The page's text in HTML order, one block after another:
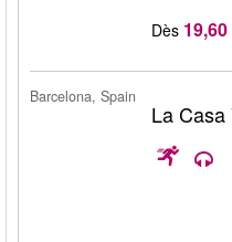
Dès 19,60
Barcelona, Spain
La